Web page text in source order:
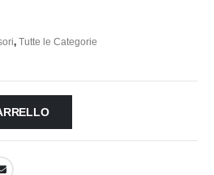
, Tutte le Categorie